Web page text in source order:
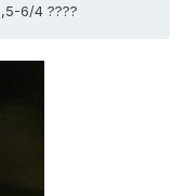
6/4 ????